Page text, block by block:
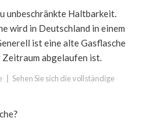
unbeschränkte Haltbarkeit.
wird in Deutschland in einem
ist eine alte Gasflasche
Zeitraum abgelaufen ist.
Sehen Sie sich die vollständige